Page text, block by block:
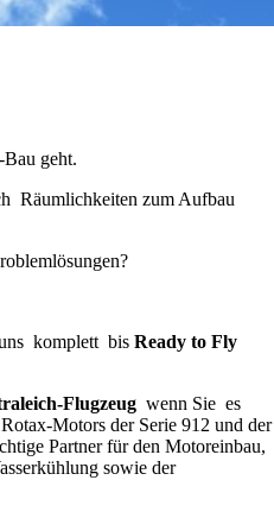
geht.
Räumlichkeiten zum Aufbau
komplett bis Ready to Fly
Flugzeug wenn Sie es
Motors der Serie 912 und der
Partner für den Motoreinbau,
sowie der